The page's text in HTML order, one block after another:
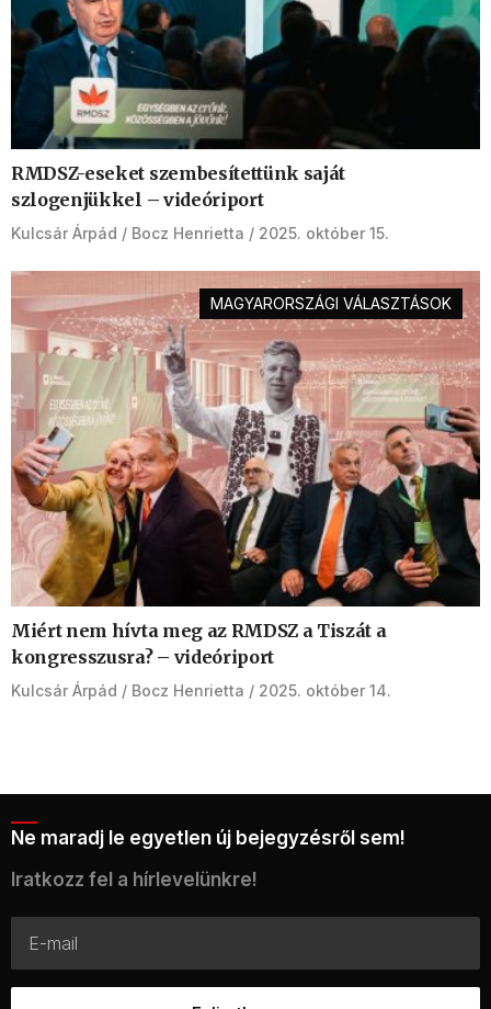
RMDSZ-eseket szembesítettünk saját
szlogenjükkel – videóriport
Kulcsár Árpád Bocz Henrietta 2025. október 15.
MAGYARORSZÁGI VÁLASZTÁSOK
Miért nem hívta meg az RMDSZ a Tiszát a
kongresszusra? – videóriport
Kulcsár Árpád Bocz Henrietta 2025. október 14.
Ne maradj le egyetlen új bejegyzésről sem!
Iratkozz fel a hírlevelünkre!